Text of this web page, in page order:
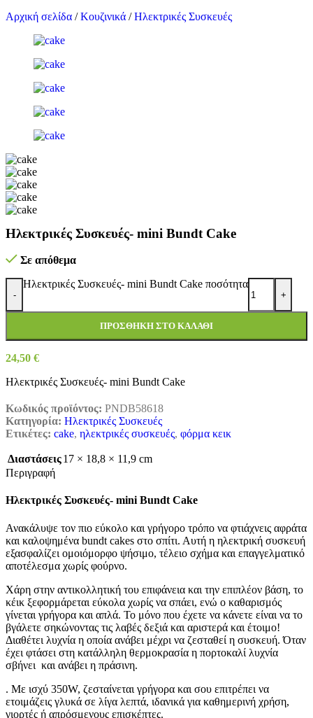
Αρχική σελίδα / Κουζινικά / Ηλεκτρικές Συσκευές
Ηλεκτρικές Συσκευές- mini Bundt Cake
Σε απόθεμα
-
Ηλεκτρικές Συσκευές- mini Bundt Cake ποσότητα
+
ΠΡΟΣΘΉΚΗ ΣΤΟ ΚΑΛΆΘΙ
24,50 €
Ηλεκτρικές Συσκευές- mini Bundt Cake
Κωδικός προϊόντος: PNDB58618
Κατηγορία: Ηλεκτρικές Συσκευές
Ετικέτες: cake, ηλεκτρικές συσκευές, φόρμα κεικ
Διαστάσεις17 × 18,8 × 11,9 cm
Περιγραφή
Ηλεκτρικές Συσκευές- mini Bundt Cake
Ανακάλυψε τον πιο εύκολο και γρήγορο τρόπο να φτιάχνεις αφράτα
και καλοψημένα bundt cakes στο σπίτι. Αυτή η ηλεκτρική συσκευή
εξασφαλίζει ομοιόμορφο ψήσιμο, τέλειο σχήμα και επαγγελματικό
αποτέλεσμα χωρίς φούρνο.
Χάρη στην αντικολλητική του επιφάνεια και την επιπλέον βάση, το
κέικ ξεφορμάρεται εύκολα χωρίς να σπάει, ενώ ο καθαρισμός
γίνεται γρήγορα και απλά. Το μόνο που έχετε να κάνετε είναι να το
βγάλετε σηκώνοντας τις λαβές δεξιά και αριστερά και έτοιμο!
Διαθέτει λυχνία η οποία ανάβει μέχρι να ζεσταθεί η συσκευή. Όταν
έχει φτάσει στη κατάλληλη θερμοκρασία η πορτοκαλί λυχνία
σβήνει και ανάβει η πράσινη.
. Με ισχύ 350W, ζεσταίνεται γρήγορα και σου επιτρέπει να
ετοιμάζεις γλυκά σε λίγα λεπτά, ιδανικά για καθημερινή χρήση,
γιορτές ή απρόσμενους επισκέπτες.